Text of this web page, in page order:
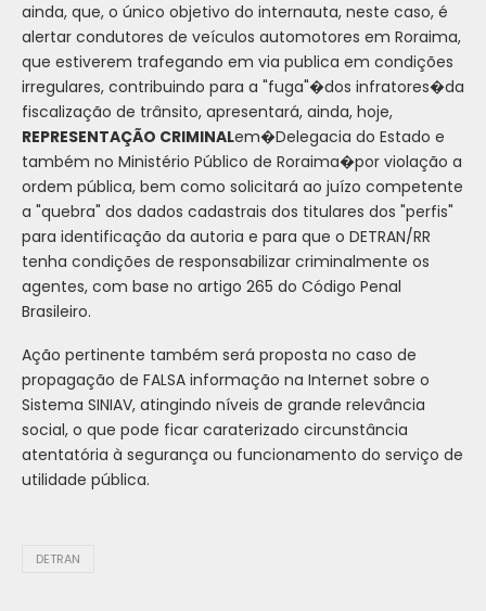
ainda, que, o único objetivo do internauta, neste caso, é
alertar condutores de veículos automotores em Roraima,
que estiverem trafegando em via publica em condições
irregulares, contribuindo para a "fuga"�dos infratores�da
fiscalização de trânsito, apresentará, ainda, hoje,
REPRESENTAÇÃO CRIMINALem�Delegacia do Estado e
também no Ministério Público de Roraima�por violação a
ordem pública, bem como solicitará ao juízo competente
a "quebra" dos dados cadastrais dos titulares dos "perfis"
para identificação da autoria e para que o DETRAN/RR
tenha condições de responsabilizar criminalmente os
agentes, com base no artigo 265 do Código Penal
Brasileiro.
Ação pertinente também será proposta no caso de
propagação de FALSA informação na Internet sobre o
Sistema SINIAV, atingindo níveis de grande relevância
social, o que pode ficar caraterizado circunstância
atentatória à segurança ou funcionamento do serviço de
utilidade pública.
DETRAN